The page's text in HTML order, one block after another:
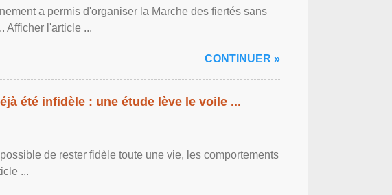
a permis d'organiser la Marche des fiertés sans
Afficher l'article ...
CONTINUER »
été infidèle : une étude lève le voile ...
de rester fidèle toute une vie, les comportements
...